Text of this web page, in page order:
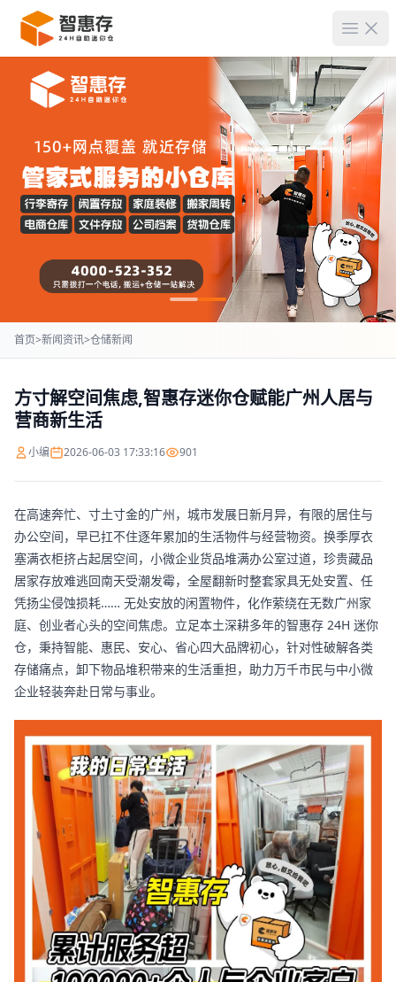
菜单
首页>新闻资讯>仓储新闻
方寸解空间焦虑,智惠存迷你仓赋能广州人居与
营商新生活
小编 2026-06-03 17:33:16 901
在高速奔忙、寸土寸金的广州，城市发展日新月异，有限的居住与
办公空间，早已扛不住逐年累加的生活物件与经营物资。换季厚衣
塞满衣柜挤占起居空间，小微企业货品堆满办公室过道，珍贵藏品
居家存放难逃回南天受潮发霉，全屋翻新时整套家具无处安置、任
凭扬尘侵蚀损耗…… 无处安放的闲置物件，化作萦绕在无数广州家
庭、创业者心头的空间焦虑。立足本土深耕多年的智惠存 24H 迷你
仓，秉持智能、惠民、安心、省心四大品牌初心，针对性破解各类
存储痛点，卸下物品堆积带来的生活重担，助力万千市民与中小微
企业轻装奔赴日常与事业。